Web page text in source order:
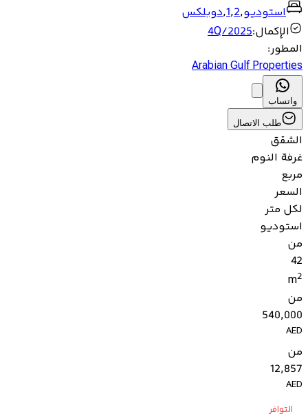
استوديو,
1,2
,دوبلكس
الإكمال:
4Q/2025
المطور:
Arabian Gulf Properties
واتساب
طلب الاتصال
الشقق
غرفة النوم
مربع
السعر
لكل متر
استوديو
من
42
m2
من
540,000
AED
من
12,857
AED
التوافر